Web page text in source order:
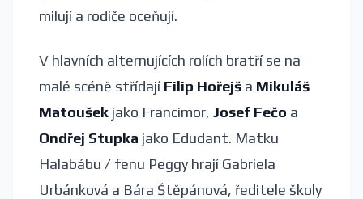
milují a rodiče oceňují.
V hlavních alternujících rolích bratří se na
malé scéně střídajíFilip Hořejš a Mikuláš
Matoušek jako Francimor, Josef Fečo a
Ondřej Stupka jako Edudant. Matku
Halabábu / fenu Peggy hrají Gabriela
Urbánková a Bára Štěpánová, ředitele školy